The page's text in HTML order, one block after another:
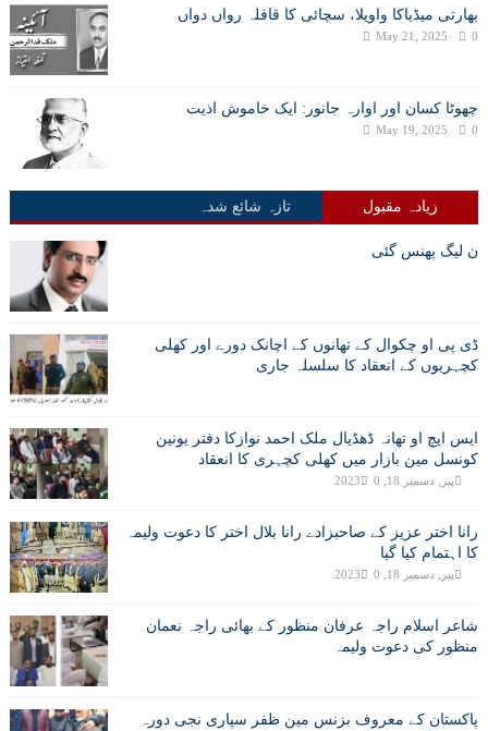
بھارتی میڈیاکا واویلا، سچائی کا قافلہ رواں دواں
May 21, 2025 0
چھوٹا کسان اور اوارہ جانور: ایک خاموش اذیت
May 19, 2025 0
زیادہ مقبول تازہ شائع شدہ
ن لیگ پھنس گئی
ڈی پی او چکوال کے تھانوں کے اچانک دورے اور کھلی
کچہریوں کے انعقاد کا سلسلہ جاری
ایس ایچ او تھانہ ڈھڈیال ملک احمد نوازکا دفتر یونین
کونسل مین بازار میں کھلی کچہری کا انعقاد
پیر, دسمبر 18, 2023 0
رانا اختر عزیز کے صاحبزادے رانا بلال اختر کا دعوت ولیمہ
کا اہتمام کیا گیا
پیر, دسمبر 18, 2023 0
شاعر اسلام راجہ عرفان منظور کے بھائی راجہ نعمان
منظور کی دعوت ولیمہ
پاکستان کے معروف بزنس مین ظفر سپاری نجی دورہ